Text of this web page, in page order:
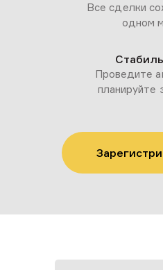
Все сделки
одном
Проведите
планируйте